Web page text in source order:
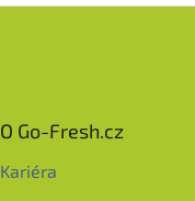
O Go-Fresh.cz
Kariéra